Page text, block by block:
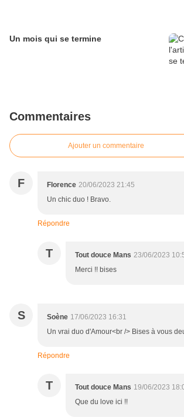
Un mois qui se termine
Commentaires
Ajouter un commentaire
F Florence 20/06/2023 21:45
Un chic duo ! Bravo.
Répondre
T Tout douce Mans 23/06/2023
Merci !! bises
S Soène 17/06/2023 16:31
Un vrai duo d'Amour<br /> Bises à vous
Répondre
T Tout douce Mans 19/06/2023
Que du love ici !!